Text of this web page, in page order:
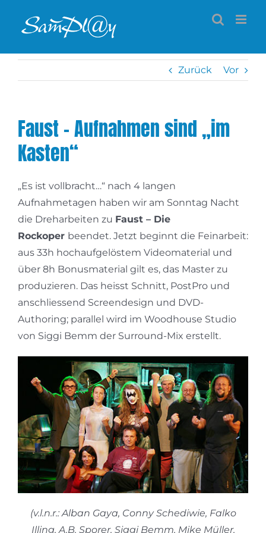
Inhalt
Zurück Vor
Faust – Aufnahmen sind „im
Kasten“
„Es ist vollbracht…“ nach 4 langen
Aufnahmetagen haben wir am Sonntag Nacht
die Dreharbeiten zu Faust – Die
Rockoper beendet. Jetzt beginnt die Feinarbeit:
aus 33h hochaufgelöstem Videomaterial und
über 8h Bonusmaterial gilt es, das Master zu
produzieren. Das heisst Schnitt, PostPro und
anschliessend Screendesign und DVD-
Authoring; parallel wird im Woodhouse Studio
von Siggi Bemm der Surround-Mix erstellt.
(v.l.n.r.: Alban Gaya, Conny Schediwie, Falko
Illing, A.B. Sporer, Siggi Bemm, Mike Müller,